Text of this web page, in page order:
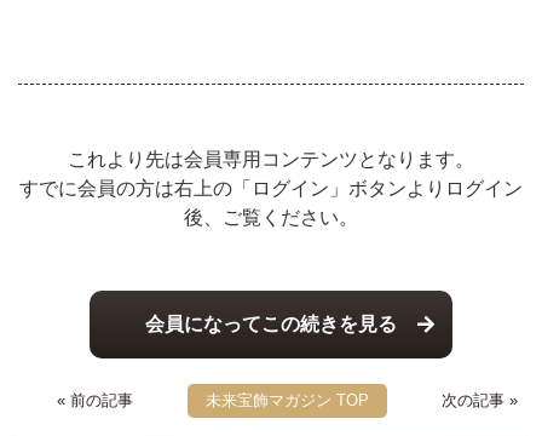
これより先は会員専用コンテンツとなります。
すでに会員の方は右上の「ログイン」ボタンよりログイン
後、ご覧ください。
会員になってこの続きを見る
« 前の記事 未来宝飾マガジン TOP 次の記事 »